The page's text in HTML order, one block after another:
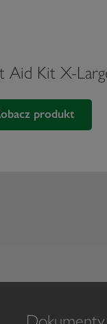
Aid Kit X-
produkt
First Aid Kit